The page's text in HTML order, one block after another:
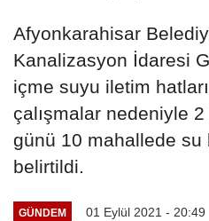
Afyonkarahisar
Kanalizasyon İdaresi
içme suyu iletim
çalışmalar nedeniyle
günü 10 mahallede
belirtildi.
GÜNDEM 01 Eylül 2021 - 20:49